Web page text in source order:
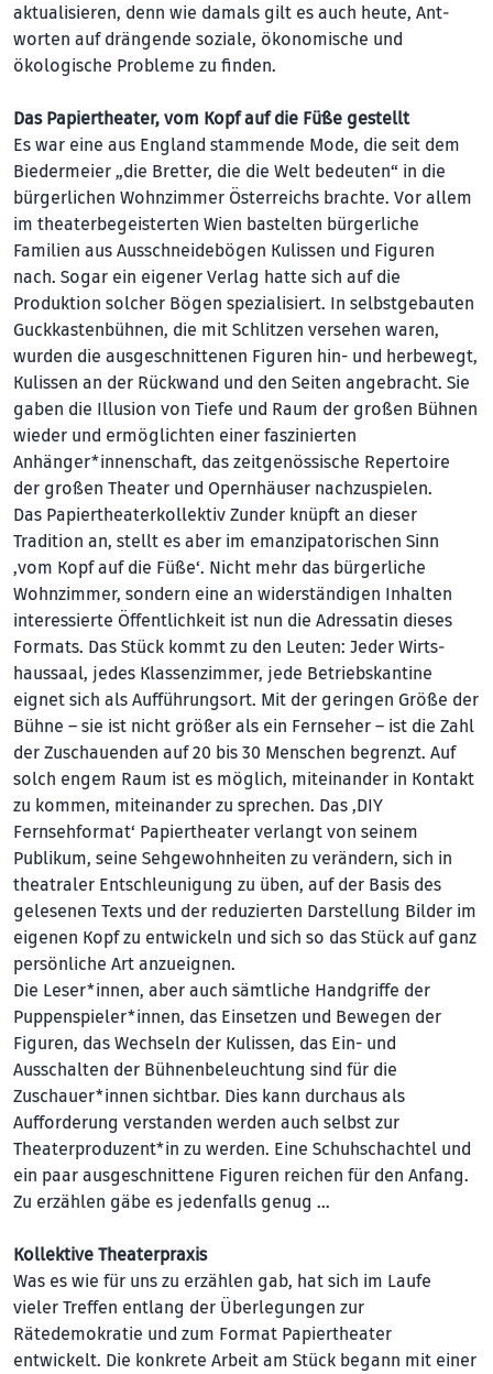
aktualisieren, denn wie damals gilt es auch heute, Ant­
worten auf drängende soziale, öko­no­mi­sche und
ökologische Probleme zu finden.
Das Papiertheater, vom Kopf auf die Füße gestellt
Es war eine aus England stammende Mode, die seit dem
Biedermeier „die Bretter, die die Welt bedeuten“ in die
bürgerlichen Wohnzimmer Österreichs brachte. Vor allem
im theaterbegeisterten Wien bastelten bürgerliche
Familien aus Ausschneidebögen Kulissen und Figuren
nach. Sogar ein eigener Verlag hatte sich auf die
Produktion solcher Bögen spezialisiert. In selbstgebauten
Guckkastenbühnen, die mit Schlitzen versehen waren,
wurden die ausgeschnittenen Figuren hin- und herbewegt,
Kulissen an der Rückwand und den Seiten angebracht. Sie
gaben die Illusion von Tiefe und Raum der großen Bühnen
wieder und ermöglichten einer faszi­nier­ten
Anhänger*innenschaft, das zeitgenössische Repertoire
der großen Theater und Opernhäuser nachzuspielen.
Das Papiertheaterkollektiv Zunder knüpft an dieser
Tradition an, stellt es aber im emanzipatorischen Sinn
‚vom Kopf auf die Füße‘. Nicht mehr das bürgerliche
Wohnzimmer, sondern eine an widerstän­digen Inhalten
interessierte Öffentlichkeit ist nun die Adressatin dieses
Formats. Das Stück kommt zu den Leuten: Jeder Wirts­
haussaal, jedes Klassenzimmer, jede Betriebskantine
eignet sich als Aufführungs­ort. Mit der geringen Größe der
Bühne – sie ist nicht größer als ein Fernseher – ist die Zahl
der Zuschauenden auf 20 bis 30 Menschen begrenzt. Auf
solch engem Raum ist es möglich, miteinander in Kontakt
zu kommen, miteinander zu spre­chen. Das ‚DIY
Fernsehformat‘ Papiertheater verlangt von seinem
Publikum, seine Sehgewohnheiten zu verändern, sich in
theatraler Entschleunigung zu üben, auf der Basis des
gelesenen Texts und der reduzierten Darstellung Bilder im
eigenen Kopf zu entwickeln und sich so das Stück auf ganz
persönliche Art anzueignen.
Die Leser*innen, aber auch sämtliche Handgriffe der
Puppenspieler*innen, das Einsetzen und Bewegen der
Figuren, das Wechseln der Kulissen, das Ein- und
Ausschalten der Bühnenbeleuchtung sind für die
Zuschauer*innen sichtbar. Dies kann durchaus als
Aufforderung verstanden werden auch selbst zur
Theaterproduzent*in zu werden. Eine Schuhschachtel und
ein paar ausgeschnittene Figuren reichen für den Anfang.
Zu erzählen gäbe es jedenfalls genug …
Kollektive Theaterpraxis
Was es wie für uns zu erzählen gab, hat sich im Laufe
vieler Treffen entlang der Überlegungen zur
Rätedemokratie und zum Format Papiertheater
entwickelt. Die konkrete Arbeit am Stück begann mit einer